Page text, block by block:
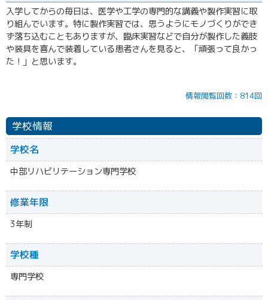
入学してからの毎日は、医学や工学の専門的な講義や製作実習に取
り組んでいます。特に製作実習では、思うようにモノづくりができ
ず落ち込むこともありますが、臨床実習などで自分が製作した義肢
や装具を喜んで装着している患者さんを見ると、「頑張って良かっ
た！」と思います。
情報閲覧回数：814回
学校情報
学校名
中部リハビリテーション専門学校
修業年限
3年制
学校種
専門学校